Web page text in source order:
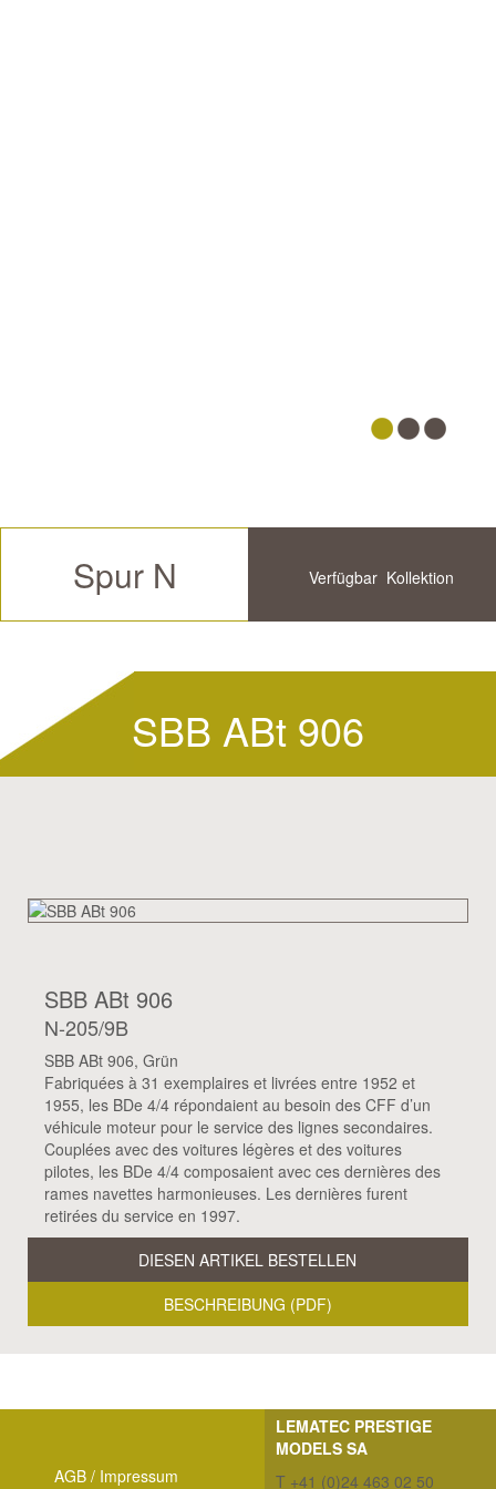
Spur N Verfügbar Kollektion
SBB ABt 906
SBB ABt 906
N-205/9B
SBB ABt 906, Grün
Fabriquées à 31 exemplaires et livrées entre 1952 et
1955, les BDe 4/4 répondaient au besoin des CFF d’un
véhicule moteur pour le service des lignes secondaires.
Couplées avec des voitures légères et des voitures
pilotes, les BDe 4/4 composaient avec ces dernières des
rames navettes harmonieuses. Les dernières furent
retirées du service en 1997.
DIESEN ARTIKEL BESTELLEN
BESCHREIBUNG (PDF)
AGB / Impressum
LEMATEC PRESTIGE
MODELS SA
T +41 (0)24 463 02 50